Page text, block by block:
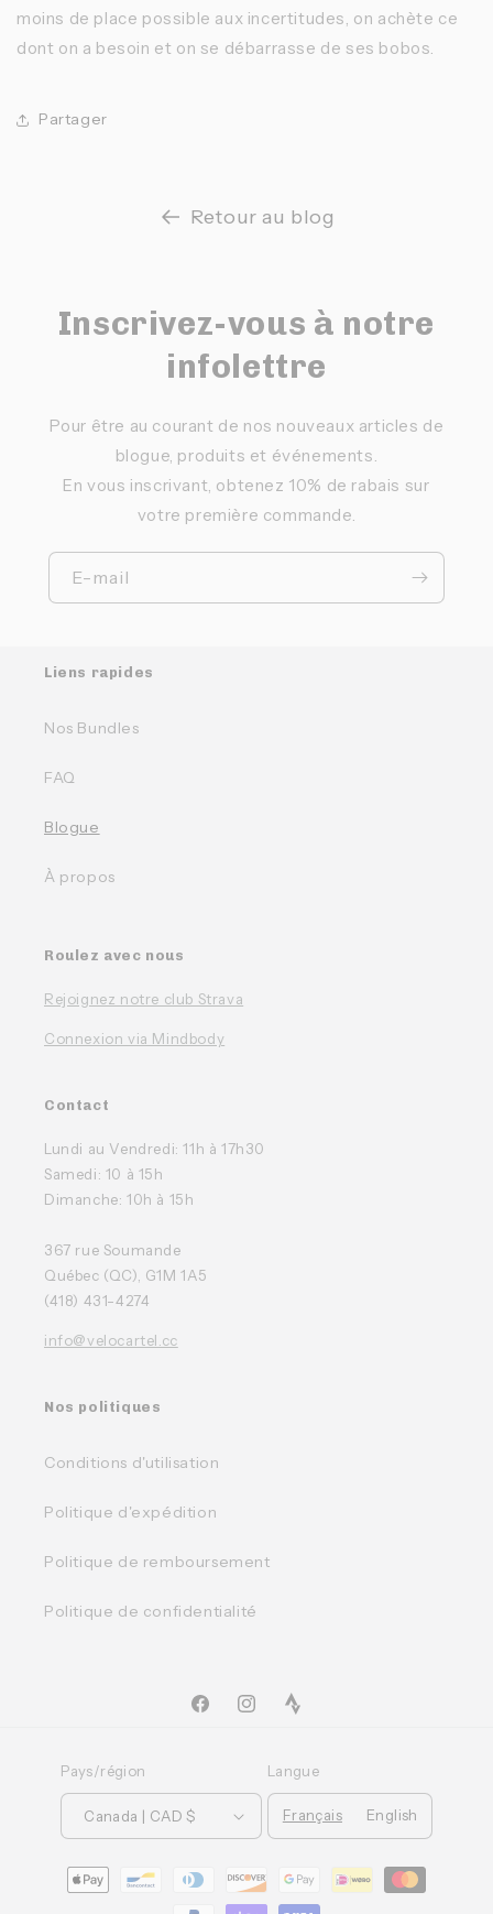
moins de place possible aux incertitudes, on achète ce
dont on a besoin et on se débarrasse de ses bobos.
Partager
Retour au blog
Inscrivez-vous à notre
infolettre
Pour être au courant de nos nouveaux articles de
blogue, produits et événements.
En vous inscrivant, obtenez 10% de rabais sur
votre première commande.
E-mail
Liens rapides
Nos Bundles
FAQ
Blogue
À propos
Roulez avec nous
Rejoignez notre club Strava
Connexion via Mindbody
Contact
Lundi au Vendredi: 11h à 17h30
Samedi: 10 à 15h
Dimanche: 10h à 15h
367 rue Soumande
Québec (QC), G1M 1A5
(418) 431-4274
info@velocartel.cc
Nos politiques
Conditions d'utilisation
Politique d'expédition
Politique de remboursement
Politique de confidentialité
FacebookInstagramTikTok
Pays/région
Canada | CAD $
Langue
Français English
Moyens